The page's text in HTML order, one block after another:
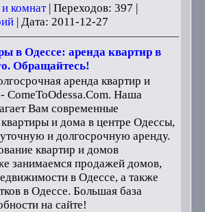
комнат| Переходов: 397 |
| Дата: 2011-12-27
в Одессе: аренда квартир в
Обращайтесь!
аренда квартир и
ComeToOdessa.Com. Наша
Вам современные
и дома в центре Одессы,
и долгосрочную аренду.
квартир и домов
занимаемся продажей домов,
в Одессе, а также
в Одессе. Большая база
на сайте!